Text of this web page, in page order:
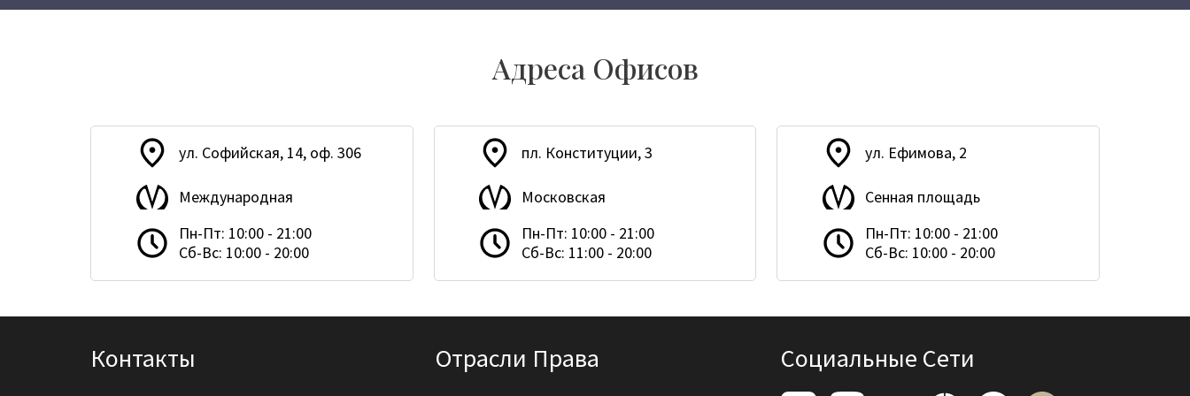
Адреса Офисов
ул. Софийская, 14, оф. 306
Международная
Пн-Пт: 10:00 - 21:00
Сб-Вс: 10:00 - 20:00
пл. Конституции, 3
Московская
Пн-Пт: 10:00 - 21:00
Сб-Вс: 11:00 - 20:00
ул. Ефимова, 2
Сенная площадь
Пн-Пт: 10:00 - 21:00
Сб-Вс: 10:00 - 20:00
Контакты Отрасли Права Социальные Сети